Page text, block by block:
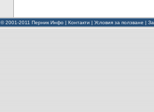
© 2001-2011 Перник Инфо | Контакти | Условия за ползване |